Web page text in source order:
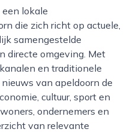
die zich richt op actuele,
samengestelde
directe omgeving. Met
en traditionele
van apeldoorn de
cultuur, sport en
ondernemers en
van relevante